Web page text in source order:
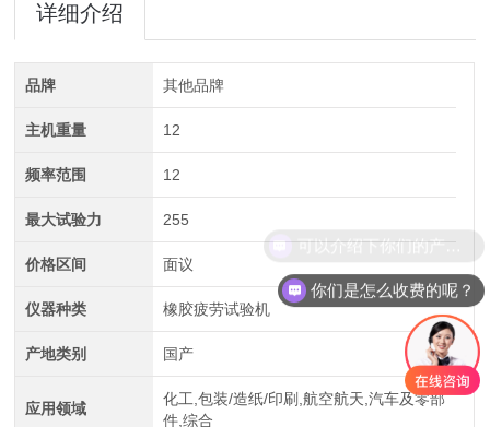
详细介绍
品牌 其他品牌
主机重量 12
频率范围 12
最大试验力 255
价格区间 面议
仪器种类 橡胶疲劳试验机
产地类别 国产
应用领域
化工,包装/造纸/印刷,航空航天,汽车及零部
件,综合
可以介绍下你们的产品么？
你们是怎么收费的呢？